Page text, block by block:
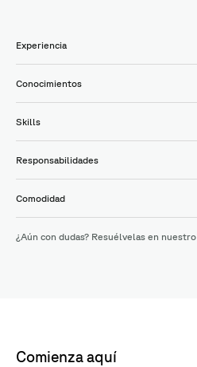
Experiencia
Conocimientos
Skills
Responsabilidades
Comodidad
¿Aún con dudas? Resuélvelas en nuestro
Comienza aquí